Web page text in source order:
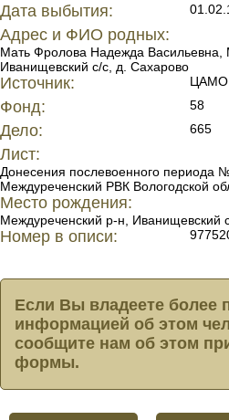
Дата выбытия:
Адрес и ФИО родных:
Мать Фролова Надежда Васильевна,
Иванищевский с/с, д. Сахарово
Источник: ЦАМО
Фонд: 58
Дело: 665
Лист:
Донесения послевоенного периода
Междуреченский РВК Вологодской
Место рождения:
Междуреченский р-н, Иванищевский
Номер в описи:
Если Вы владеете более
информацией об этом
сообщите нам об этом
формы.